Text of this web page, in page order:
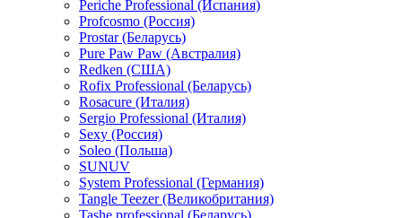
Periche Professional (Испания)
Profcosmo (Россия)
Prostar (Беларусь)
Pure Paw Paw (Австралия)
Redken (США)
Rofix Professional (Беларусь)
Rosacure (Италия)
Sergio Professional (Италия)
Sexy (Россия)
Soleo (Польша)
SUNUV
System Professional (Германия)
Tangle Teezer (Великобритания)
Tashe professional (Беларусь)